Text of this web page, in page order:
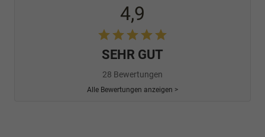
4,9
SEHR GUT
28 Bewertungen
Alle Bewertungen anzeigen >